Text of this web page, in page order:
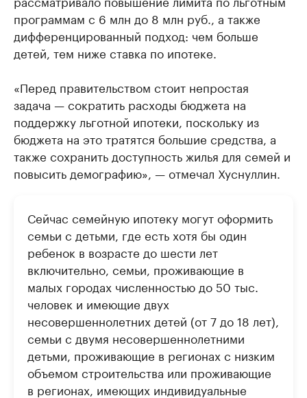
программам с 6 млн до 8 млн руб., а также
дифференцированный подход: чем больше
детей, тем ниже ставка по ипотеке.
«Перед правительством стоит непростая
задача — сократить расходы бюджета на
поддержку льготной ипотеки, поскольку из
бюджета на это тратятся большие средства, а
также сохранить доступность жилья для семей и
повысить демографию», — отмечал Хуснуллин.
Сейчас семейную ипотеку могут оформить
семьи с детьми, где есть хотя бы один
ребенок в возрасте до шести лет
включительно, семьи, проживающие в
малых городах численностью до 50 тыс.
человек и имеющие двух
несовершеннолетних детей (от 7 до 18 лет),
семьи с двумя несовершеннолетними
детьми, проживающие в регионах с низким
объемом строительства или проживающие
в регионах, имеющих индивидуальные